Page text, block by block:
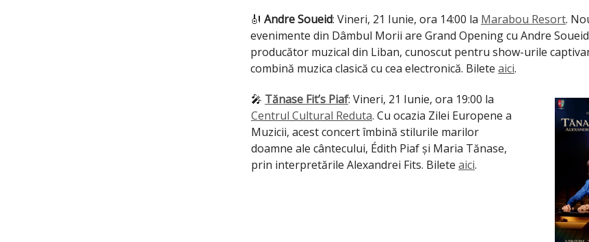
🎻 Andre Soueid: Vineri, 21 Iunie, ora 14:00 la Marabou Resort.
evenimente din Dâmbul Morii are Grand Opening cu Andre
producător muzical din Liban, cunoscut pentru show-urile
combină muzica clasică cu cea electronică. Bilete aici.
🎤 Tănase Fit’s Piaf: Vineri, 21 Iunie, ora 19:00 la
Centrul Cultural Reduta. Cu ocazia Zilei Europene a
Muzicii, acest concert îmbină stilurile marilor
doamne ale cântecului, Édith Piaf și Maria Tănase,
prin interpretările Alexandrei Fits. Bilete aici.